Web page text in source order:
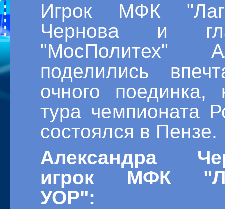
Игрок МФК
Чернова и
"МосПолитех"
поделились
очного
тура чемпионата
состоялся в Пензе.
Александра
игрок МФК
УОР":